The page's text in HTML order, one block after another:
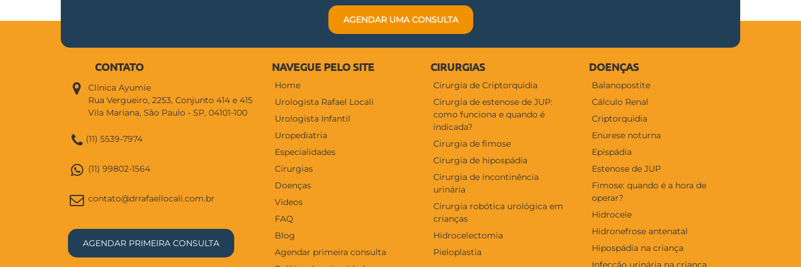
AGENDAR UMA CONSULTA
CONTATO
Clínica Ayumie
Rua Vergueiro, 2253, Conjunto 414 e 415
Vila Mariana, São Paulo - SP, 04101-100
(11) 5539-7974
(11) 99802-1564
contato@drrafaellocali.com.br
AGENDAR PRIMEIRA CONSULTA
NAVEGUE PELO SITE
Home
Urologista Rafael Locali
Urologista Infantil
Uropediatria
Especialidades
Cirurgias
Doenças
Videos
FAQ
Blog
Agendar primeira consulta
CIRURGIAS
Cirurgia de Criptorquidia
Cirurgia de estenose de JUP:
como funciona e quando é
indicada?
Cirurgia de fimose
Cirurgia de hipospádia
Cirurgia de incontinência
urinária
Cirurgia robótica urológica em
crianças
Hidrocelectomia
Pieloplastia
DOENÇAS
Balanopostite
Cálculo Renal
Criptorquidia
Enurese noturna
Epispádia
Estenose de JUP
Fimose: quando é a hora de
operar?
Hidrocele
Hidronefrose antenatal
Hipospádia na criança
Infecção urinária na criança